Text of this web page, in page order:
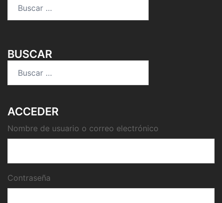
BUSCAR
ACCEDER
Nombre de usuario o correo electrónico
Contraseña